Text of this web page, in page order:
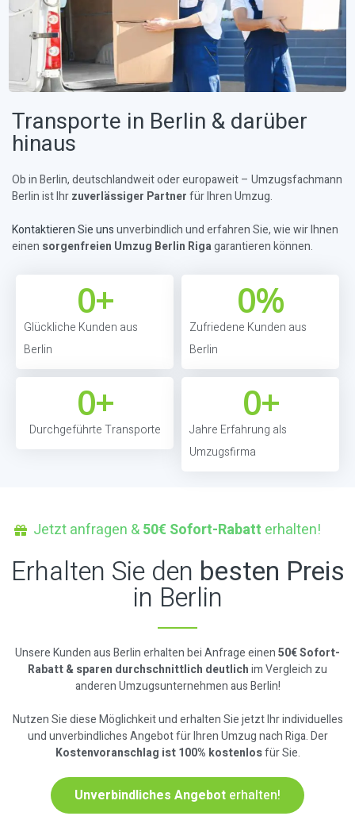
Transporte in Berlin & darüber
hinaus
Ob in Berlin, deutschlandweit oder europaweit – Umzugsfachmann
Berlin ist Ihrzuverlässiger Partnerfür Ihren Umzug.
Kontaktieren Sie unsunverbindlich und erfahren Sie, wie wir Ihnen
einen sorgenfreien Umzug Berlin Rigagarantieren können.
Glückliche Kunden aus
Berlin
0+
Zufriedene Kunden aus
Berlin
0%
Durchgeführte Transporte
0+
Jahre Erfahrung als
Umzugsfirma
0+
Jetzt anfragen &50€ Sofort-Rabatt erhalten!
Erhalten Sie den besten Preis
in Berlin
Unsere Kunden aus Berlin erhalten bei Anfrage einen50€ Sofort-
Rabatt & sparen durchschnittlich deutlichim Vergleich zu
anderen Umzugsunternehmen aus Berlin!
Nutzen Sie diese Möglichkeit und erhalten Sie jetzt Ihr individuelles
und unverbindliches Angebot für Ihren Umzug nach Riga. Der
Kostenvoranschlag ist 100% kostenlosfür Sie.
Unverbindliches Angebot erhalten!